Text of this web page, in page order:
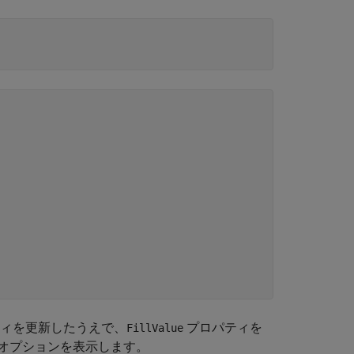
を更新したうえで、 FillValue プロパティを
ションを表示します。